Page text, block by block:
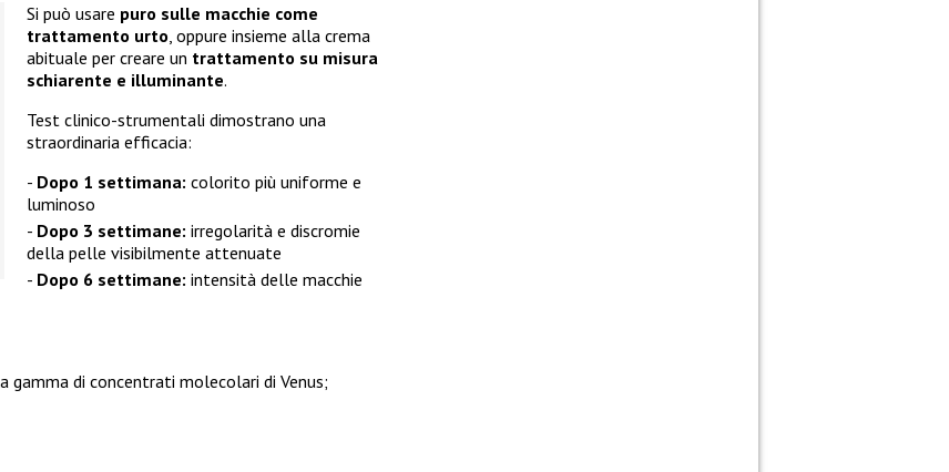
Si può usare puro sulle macchie come
trattamento urto , oppure insieme alla crema
abituale per creare un trattamento su misura
schiarente e illuminante.
Test clinico-strumentali dimostrano una
straordinaria efficacia:
Dopo 1 settimana: colorito più uniforme e
luminoso
Dopo 3 settimane: irregolarità e discromie
della pelle visibilmente attenuate
Dopo 6 settimane: intensità delle macchie
gamma di concentrati molecolari di Venus;